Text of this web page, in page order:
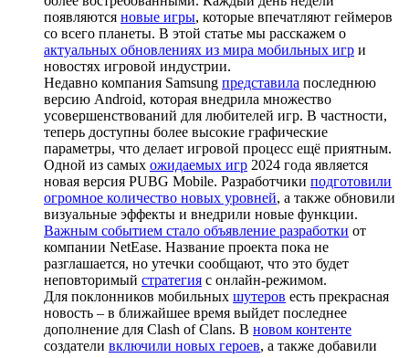
появляются новые игры, которые впечатляют геймеров
со всего планеты. В этой статье мы расскажем о
актуальных обновлениях из мира мобильных игр и
новостях игровой индустрии.
Недавно компания Samsung представила последнюю
версию Android, которая внедрила множество
усовершенствований для любителей игр. В частности,
теперь доступны более высокие графические
параметры, что делает игровой процесс ещё приятным.
Одной из самых ожидаемых игр 2024 года является
новая версия PUBG Mobile. Разработчики подготовили
огромное количество новых уровней, а также обновили
визуальные эффекты и внедрили новые функции.
Важным событием стало объявление разработки от
компании NetEase. Название проекта пока не
разглашается, но утечки сообщают, что это будет
неповторимый стратегия с онлайн-режимом.
Для поклонников мобильных шутеров есть прекрасная
новость – в ближайшее время выйдет последнее
дополнение для Clash of Clans. В новом контенте
создатели включили новых героев, а также добавили